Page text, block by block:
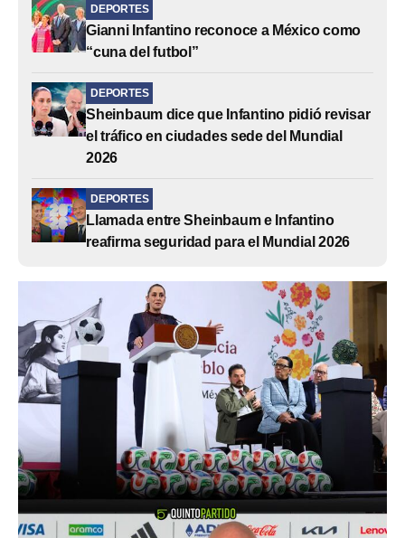
DEPORTES
Gianni Infantino reconoce a México como
“cuna del futbol”
DEPORTES
Sheinbaum dice que Infantino pidió revisar
el tráfico en ciudades sede del Mundial
2026
DEPORTES
Llamada entre Sheinbaum e Infantino
reafirma seguridad para el Mundial 2026